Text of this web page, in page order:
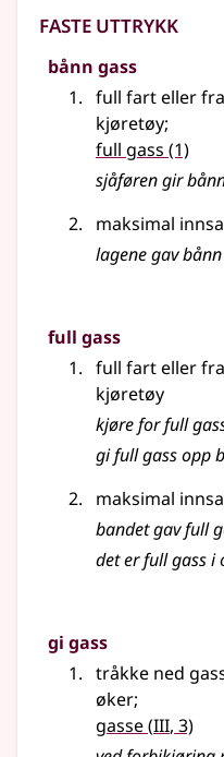
Faste uttrykk
bånn gass
full fart eller
kjøretøy;
full gass (1)
sjåføren gir
maksimal
lagene gav
full gass
full fart eller
kjøretøy
kjøre for full
gi full gass opp
maksimal
bandet gav full
det er full gass i
gi gass
tråkke ned
øker;
gasse(3
III, 3)